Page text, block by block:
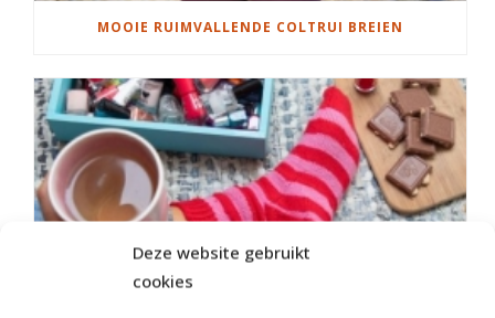
Deze website gebruikt
cookies
MOOIE RUIMVALLENDE COLTRUI BREIEN